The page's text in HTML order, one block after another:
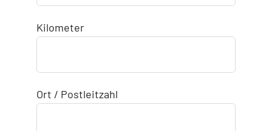
Kilometer
Ort / Postleitzahl